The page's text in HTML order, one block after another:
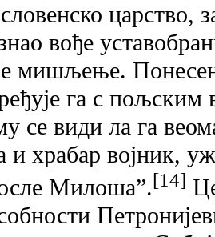
царство,
вође
мишљење.
га с
се види ла га
и храбар војник,
Милоша”.[14]